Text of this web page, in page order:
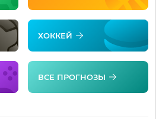
ХОККЕЙ
ВСЕ ПРОГНОЗЫ